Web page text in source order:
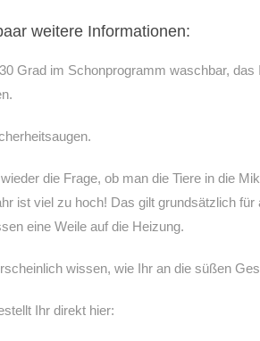
weitere Informationen:
Grad im Schonprogramm waschbar,
die Frage, ob man die Tiere in die
ist viel zu hoch! Das gilt grundsätzlich
eine Weile auf die Heizung.
wissen, wie Ihr an die süßen
Ihr direkt hier: